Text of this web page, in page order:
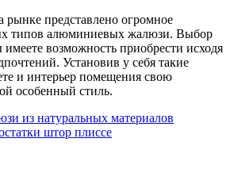
рынке представлено огромное
типов алюминиевых жалюзи. Выбор
возможность приобрести исходя
Установив у себя такие
и интерьер помещения свою
особенный стиль.
из натуральных материалов
штор плиссе